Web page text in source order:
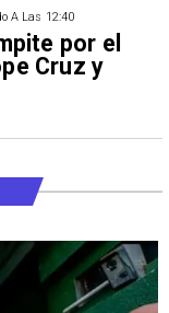
A Las 12:40
por el
Cruz y